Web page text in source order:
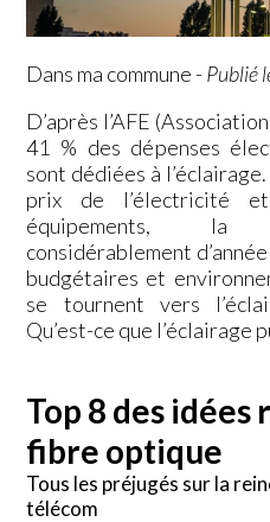
Dans ma commune - Publié
D’après l’AFE
41 % des dépenses
sont dédiées à
prix de l’électricité
équipements, la
considérablement
budgétaires et
se tournent vers
Qu’est-ce que
Top 8 des idées
fibre optique
Tous les préjugés sur la
télécom